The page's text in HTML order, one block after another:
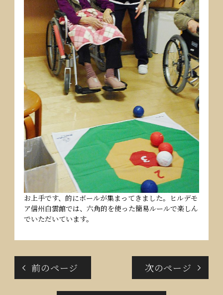
お上手です、的にボールが集まってきました。ヒルデモ
ア信州白雲館では、六角的を使った簡易ルールで楽しん
でいただいています。
前のページ 次のページ